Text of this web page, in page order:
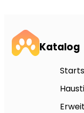
Katalog